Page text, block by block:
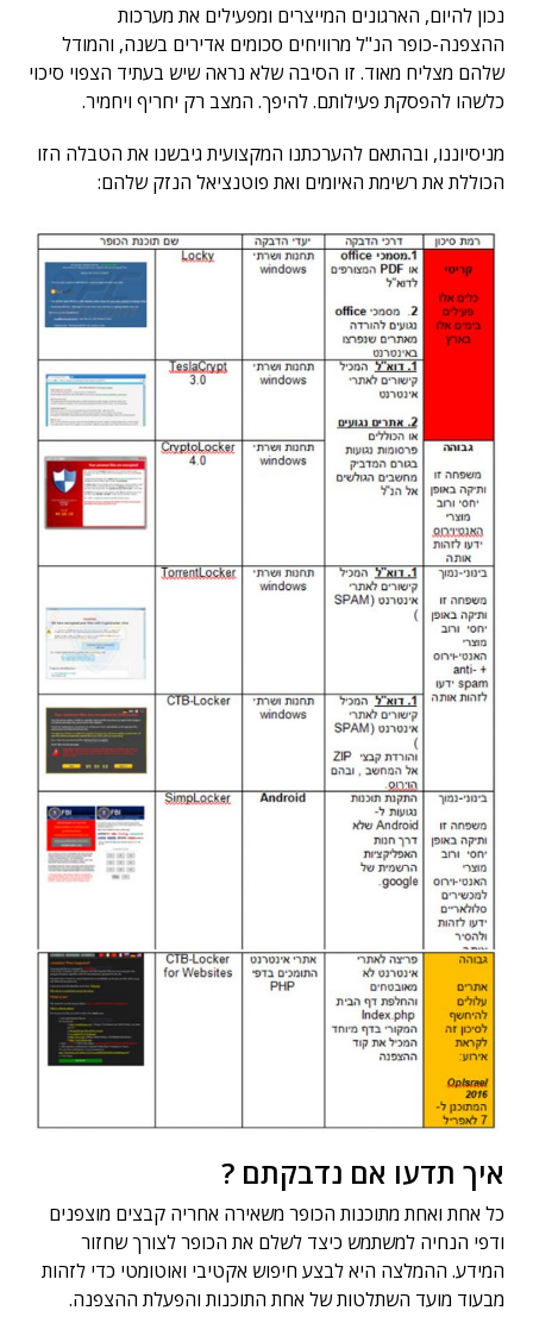
נכון להיום, הארגונים המייצרים ומפעילים את מערכות
ההצפנה-כופר הנ"ל מרוויחים סכומים אדירים בשנה, והמודל
שלהם מצליח מאוד. זו הסיבה שלא נראה שיש בעתיד הצפוי סיכוי
כלשהו להפסקת פעילותם. להיפך. המצב רק יחריף ויחמיר.
מניסיוננו, ובהתאם להערכתנו המקצועית גיבשנו את הטבלה הזו
הכוללת את רשימת האיומים ואת פוטנציאל הנזק שלהם:
איך תדעו אם נדבקתם ?
כל אחת ואחת מתוכנות הכופר משאירה אחריה קבצים מוצפנים
ודפי הנחיה למשתמש כיצד לשלם את הכופר לצורך שחזור
המידע. ההמלצה היא לבצע חיפוש אקטיבי ואוטומטי כדי לזהות
מבעוד מועד השתלטות של אחת התוכנות והפעלת ההצפנה.